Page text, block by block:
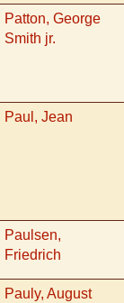
Patton, George
Smith jr.
Paul, Jean
Paulsen,
Friedrich
Pauly, August